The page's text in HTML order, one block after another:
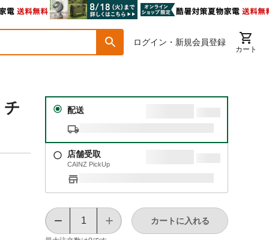
ログイン・新規会員登録
カート
配送
店舗受取
CAINZ PickUp
カートに入れる